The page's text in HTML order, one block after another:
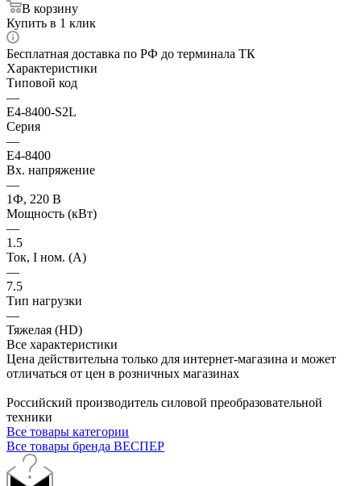
В корзину
Купить в 1 клик
Бесплатная доставка по РФ до терминала ТК
Характеристики
Типовой код
—
E4-8400-S2L
Серия
—
E4-8400
Вх. напряжение
—
1Ф, 220 В
Мощность (кВт)
—
1.5
Ток, I ном. (А)
—
7.5
Тип нагрузки
—
Тяжелая (HD)
Все характеристики
Цена действительна только для интернет-магазина и может
отличаться от цен в розничных магазинах
Российский производитель силовой преобразовательной
техники
Все товары категории
Все товары бренда ВЕСПЕР